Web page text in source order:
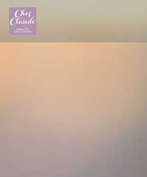
Panel pro správu cookies